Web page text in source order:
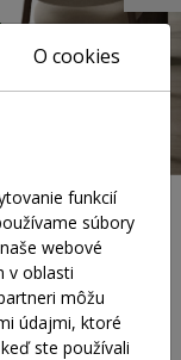
O cookies
funkcií
súbory
webové
v oblasti
môžu
údajmi, ktoré
ste používali